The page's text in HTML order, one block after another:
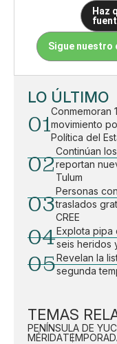
Haz
Sigue nuestro
LO ÚLTIMO
01
Conmemoran
movimiento
Política del
02
Continúan
reportan
Tulum
03
Personas
traslados
CREE
04Explota pipa
seis heridos
05Revelan la
segunda
TEMAS
PENÍNSULA DE
MÉRIDA